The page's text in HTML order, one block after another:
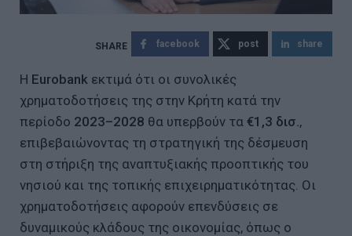
facebook post share
Η Eurobank εκτιμά ότι οι συνολικές
χρηματοδοτήσεις της στην Κρήτη κατά την
περίοδο 2023–2028 θα υπερβούν τα €1,3 δισ.,
επιβεβαιώνοντας τη στρατηγική της δέσμευση
στη στήριξη της αναπτυξιακής προοπτικής του
νησιού και της τοπικής επιχειρηματικότητας. Οι
χρηματοδοτήσεις αφορούν επενδύσεις σε
δυναμικούς κλάδους της οικονομίας, όπως ο